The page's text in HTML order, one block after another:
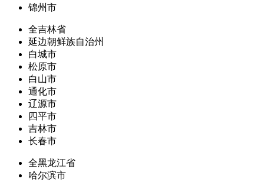
锦州市
全吉林省
延边朝鲜族自治州
白城市
松原市
白山市
通化市
辽源市
四平市
吉林市
长春市
全黑龙江省
哈尔滨市